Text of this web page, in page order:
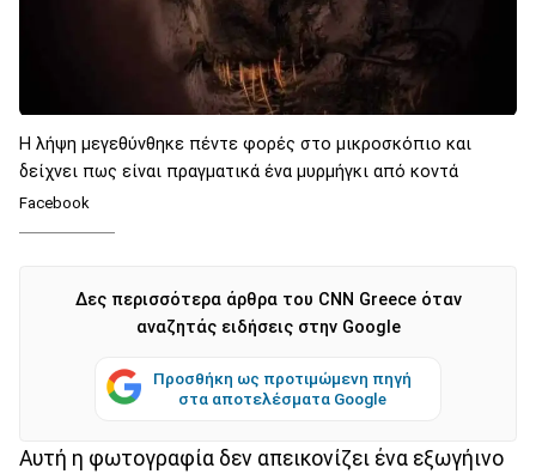
Η λήψη μεγεθύνθηκε πέντε φορές στο μικροσκόπιο και
δείχνει πως είναι πραγματικά ένα μυρμήγκι από κοντά
Facebook
Δες περισσότερα άρθρα του CNN Greece όταν
αναζητάς ειδήσεις στην Google
Προσθήκη ως προτιμώμενη πηγή
στα αποτελέσματα Google
Αυτή η φωτογραφία δεν απεικονίζει ένα εξωγήινο